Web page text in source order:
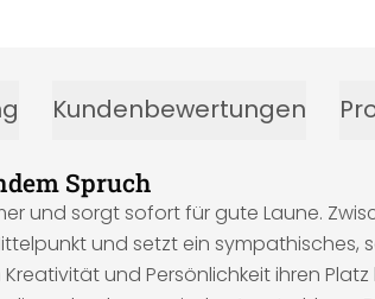
Kundenbewertungen
Spruch
und sorgt sofort für gute Laune.
und setzt ein
und Persönlichkeit ihren